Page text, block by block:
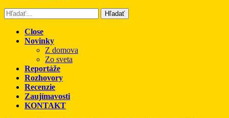
Hľadať
Close
Novinky
Z domova
Zo sveta
Reportáže
Rozhovory
Recenzie
Zaujímavosti
KONTAKT